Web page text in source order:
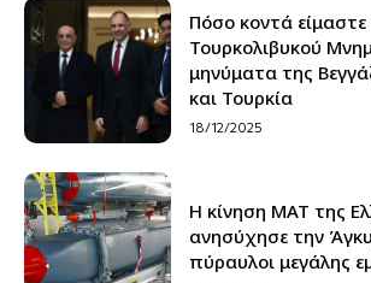
Πόσο κοντά
Τουρκολιβυκού
μηνύματα της
και Τουρκία
18/12/2025
Η κίνηση ΜΑΤ της
ανησύχησε την
πύραυλοι μεγάλης